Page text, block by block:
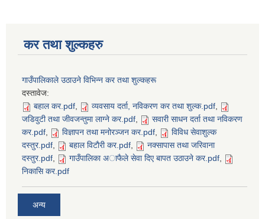
कर तथा शुल्कहरु
गाउँपालिकाले उठाउने विभिन्न कर तथा शुल्कहरू
दस्तावेज:
बहाल कर.pdf, व्यवसाय दर्ता, नविकरण कर तथा शुल्क.pdf,
जडिवुटी तथा जीवजन्तुमा लाग्ने कर.pdf,
सवारी साधन दर्ता तथा नविकरण
कर.pdf, विज्ञापन तथा मनोरञ्जन कर.pdf,
विविध सेवाशुल्क
दस्तुर.pdf, बहाल विटाैरी कर.pdf,
नक्सापास तथा जरिवाना
दस्तुर.pdf, गाउँपालिका अाफैले सेवा दिए बापत उठाउने कर.pdf,
निकासि कर.pdf
अन्य